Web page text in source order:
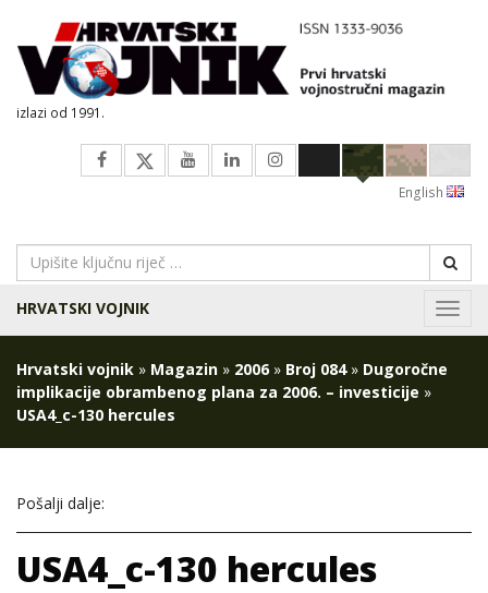
izlazi od 1991.
English
HRVATSKI VOJNIK
Hrvatski vojnik » Magazin » 2006 » Broj 084» Dugoročne
implikacije obrambenog plana za 2006. – investicije »
USA4_c-130 hercules
Pošalji dalje:
USA4_c-130 hercules